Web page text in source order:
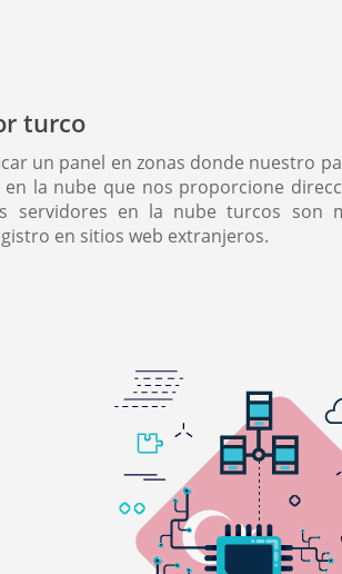
turco
un panel en zonas donde nuestro
la nube que nos proporcione
servidores en la nube turcos son
en sitios web extranjeros.